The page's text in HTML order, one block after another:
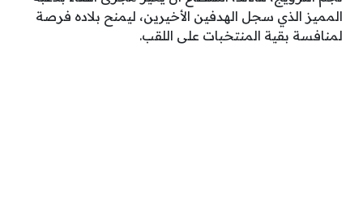
المميز الذي سجل الهدفين الأخيرين، ليمنح بلاده فرصة
لمنافسة بقية المنتخبات على اللقب.